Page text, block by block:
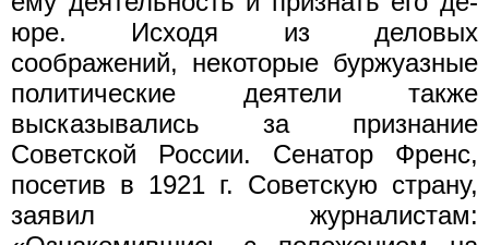
юре. Исходя из деловых
соображений, некоторые буржуазные
политические деятели также
высказывались за признание
Советской России. Сенатор Френс,
посетив в 1921 г. Советскую страну,
заявил журналистам: